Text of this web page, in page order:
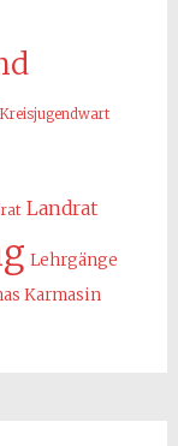
Kreisjugendwart
Landrat
Lehrgänge
Karmasin